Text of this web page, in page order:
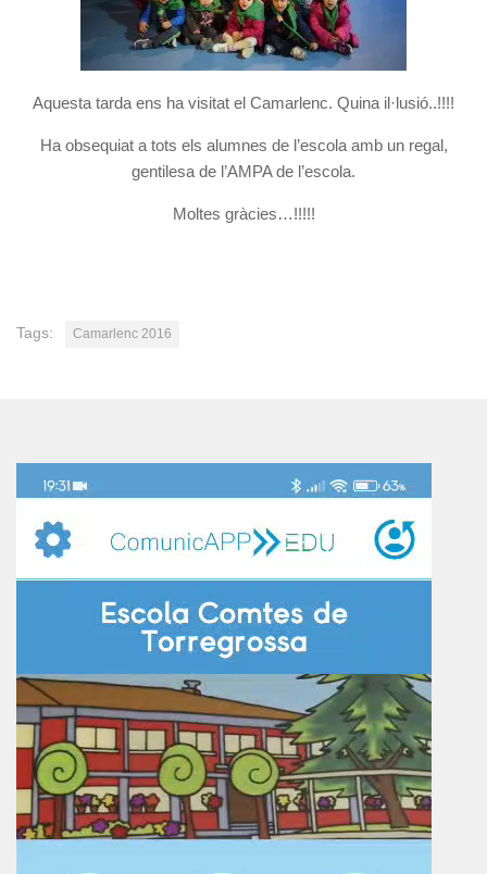
Aquesta tarda ens ha visitat el Camarlenc. Quina il·lusió..!!!!
Ha obsequiat a tots els alumnes de l’escola amb un regal,
gentilesa de l’AMPA de l’escola.
Moltes gràcies…!!!!!
Tags: Camarlenc 2016
de
vídeo